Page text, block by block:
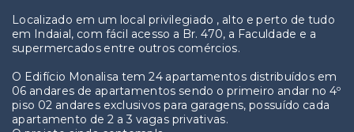
Localizado em um local privilegiado , alto e perto de tudo
em Indaial, com fácil acesso a Br. 470, a Faculdade e a
supermercados entre outros comércios.
O Edifício Monalisa tem 24 apartamentos distribuídos em
06 andares de apartamentos sendo o primeiro andar no 4º
piso 02 andares exclusivos para garagens, possuído cada
apartamento de 2 a 3 vagas privativas.